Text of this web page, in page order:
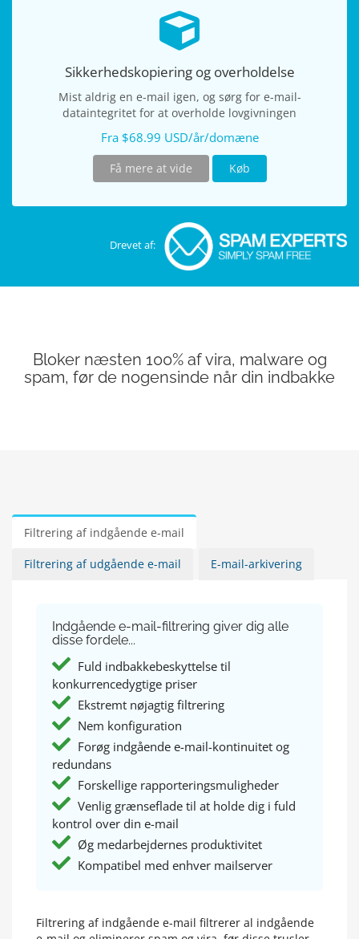
Sikkerhedskopiering og overholdelse
Mist aldrig en e-mail igen, og sørg for e-mail-
dataintegritet for at overholde lovgivningen
Fra $68.99 USD/år/domæne
Få mere at vide Køb
Drevet af:
Bloker næsten 100% af vira, malware og
spam, før de nogensinde når din indbakke
Filtrering af indgående e-mail
Filtrering af udgående e-mail E-mail-arkivering
Indgående e-mail-filtrering giver dig alle
disse fordele...
Fuld indbakkebeskyttelse til
konkurrencedygtige priser
Ekstremt nøjagtig filtrering
Nem konfiguration
Forøg indgående e-mail-kontinuitet og
redundans
Forskellige rapporteringsmuligheder
Venlig grænseflade til at holde dig i fuld
kontrol over din e-mail
Øg medarbejdernes produktivitet
Kompatibel med enhver mailserver
Filtrering af indgående e-mail filtrerer al indgående